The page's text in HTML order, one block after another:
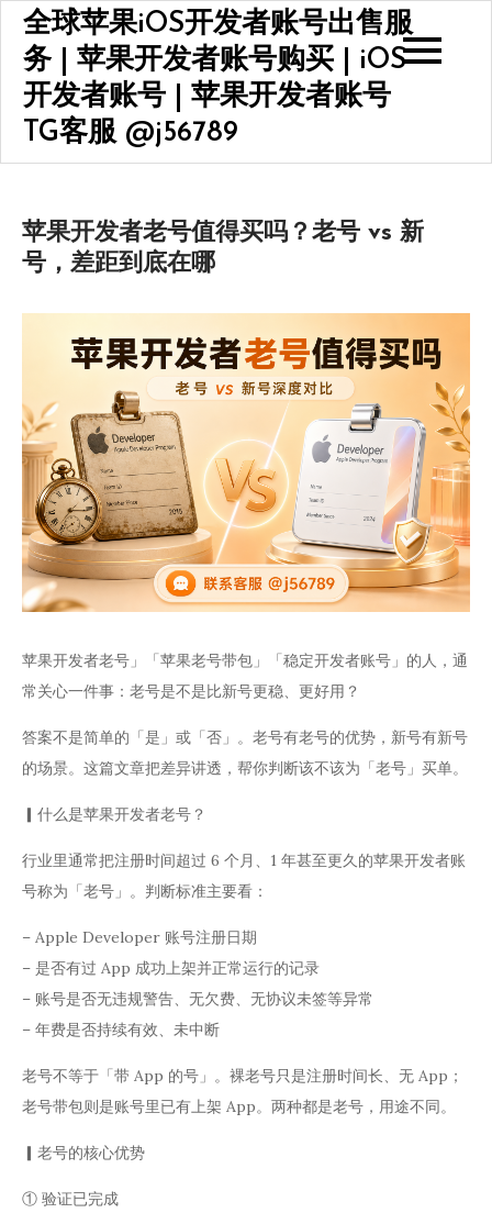
Skip
content
全球苹果iOS开发者账号出售服
务 | 苹果开发者账号购买 | iOS
开发者账号 | 苹果开发者账号
TG客服 @j56789
苹果开发者老号值得买吗？老号 vs 新
号，差距到底在哪
苹果开发者老号」「苹果老号带包」「稳定开发者账号」的人，通
常关心一件事：老号是不是比新号更稳、更好用？
答案不是简单的「是」或「否」。老号有老号的优势，新号有新号
的场景。这篇文章把差异讲透，帮你判断该不该为「老号」买单。
▎什么是苹果开发者老号？
行业里通常把注册时间超过 6 个月、1 年甚至更久的苹果开发者账
号称为「老号」。判断标准主要看：
– Apple Developer 账号注册日期
– 是否有过 App 成功上架并正常运行的记录
– 账号是否无违规警告、无欠费、无协议未签等异常
– 年费是否持续有效、未中断
老号不等于「带 App 的号」。裸老号只是注册时间长、无 App；
老号带包则是账号里已有上架 App。两种都是老号，用途不同。
▎老号的核心优势
① 验证已完成